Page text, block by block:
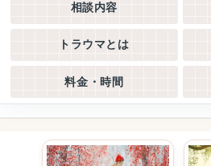
相談内容
トラウマとは
料金・時間